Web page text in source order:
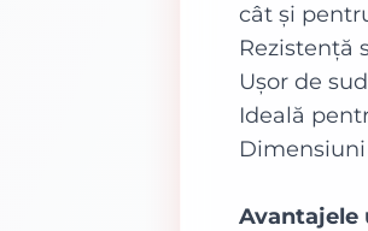
cât și
Rezistență
Ușor de
Ideală
Avantajele